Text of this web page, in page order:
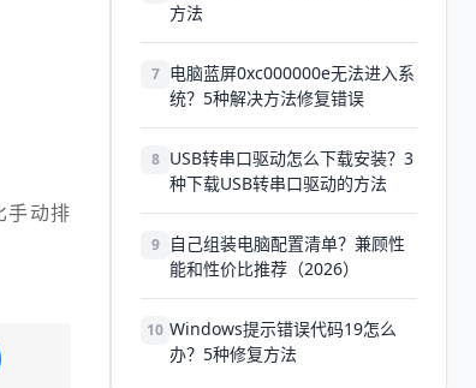
手动排
方法
7 电脑蓝屏0xc000000e无法进入系
统？5种解决方法修复错误
8 USB转串口驱动怎么下载安装？3
种下载USB转串口驱动的方法
9
自己组装电脑配置清单？兼顾性
能和性价比推荐（2026）
10 Windows提示错误代码19怎么
办？5种修复方法